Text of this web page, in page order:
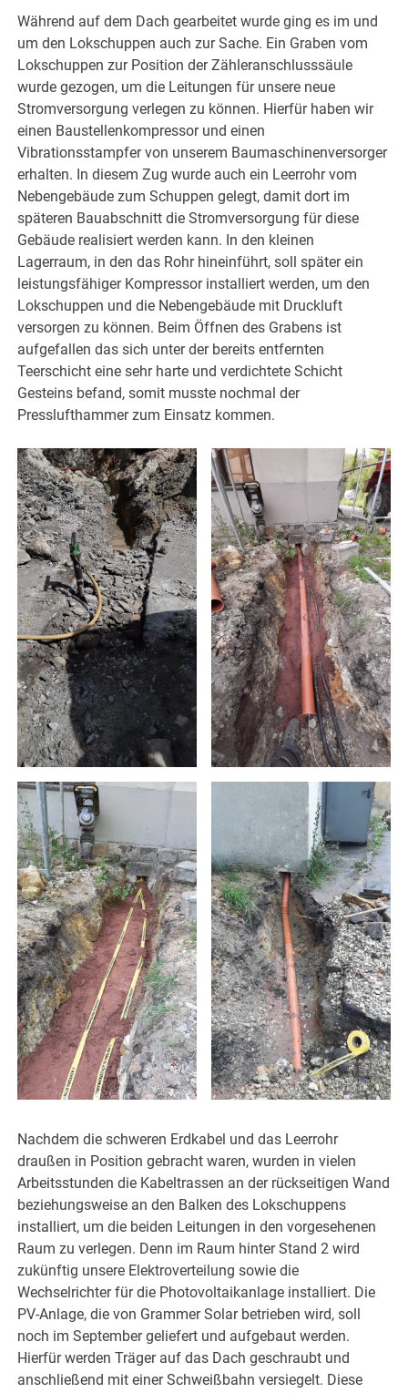
Während auf dem Dach gearbeitet wurde ging es im und
um den Lokschuppen auch zur Sache. Ein Graben vom
Lokschuppen zur Position der Zähleranschlusssäule
wurde gezogen, um die Leitungen für unsere neue
Stromversorgung verlegen zu können. Hierfür haben wir
einen Baustellenkompressor und einen
Vibrationsstampfer von unserem Baumaschinenversorger
erhalten. In diesem Zug wurde auch ein Leerrohr vom
Nebengebäude zum Schuppen gelegt, damit dort im
späteren Bauabschnitt die Stromversorgung für diese
Gebäude realisiert werden kann. In den kleinen
Lagerraum, in den das Rohr hineinführt, soll später ein
leistungsfähiger Kompressor installiert werden, um den
Lokschuppen und die Nebengebäude mit Druckluft
versorgen zu können. Beim Öffnen des Grabens ist
aufgefallen das sich unter der bereits entfernten
Teerschicht eine sehr harte und verdichtete Schicht
Gesteins befand, somit musste nochmal der
Presslufthammer zum Einsatz kommen.
Nachdem die schweren Erdkabel und das Leerrohr
draußen in Position gebracht waren, wurden in vielen
Arbeitsstunden die Kabeltrassen an der rückseitigen Wand
beziehungsweise an den Balken des Lokschuppens
installiert, um die beiden Leitungen in den vorgesehenen
Raum zu verlegen. Denn im Raum hinter Stand 2 wird
zukünftig unsere Elektroverteilung sowie die
Wechselrichter für die Photovoltaikanlage installiert. Die
PV-Anlage, die von Grammer Solar betrieben wird, soll
noch im September geliefert und aufgebaut werden.
Hierfür werden Träger auf das Dach geschraubt und
anschließend mit einer Schweißbahn versiegelt. Diese